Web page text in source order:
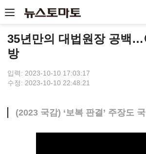
35년만의 대법원장 공백…
방
입력: 2023-10-10 17:03:17
수정: 2023-10-10 22:48:21
(2023 국감) ‘보복 판결’ 주장도